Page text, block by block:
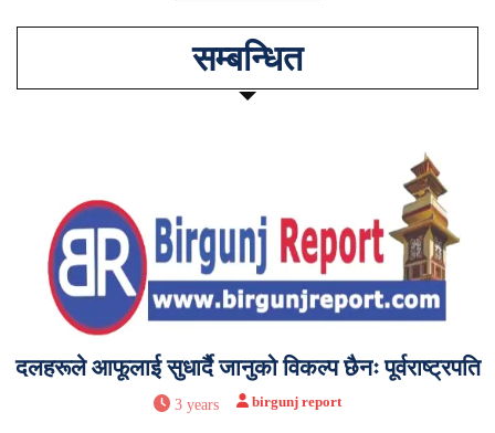
सम्बन्धित
दलहरूले आफूलाई सुधार्दै जानुको विकल्प छैनः पूर्वराष्ट्रपति
3 years birgunj report